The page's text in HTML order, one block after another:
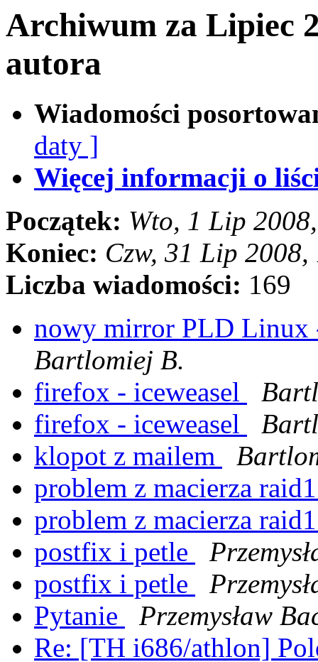
Archiwum za Lipiec
autora
Wiadomości
daty ]
Więcej informacji o
Początek: Wto, 1 Lip
Koniec: Czw, 31 Lip
Liczba wiadomości: 169
nowy mirror PLD Linux
Bartlomiej B.
firefox - iceweasel
firefox - iceweasel
klopot z mailem
problem z macierza
problem z macierza
postfix i petle
postfix i petle
Pytanie
Przemysław
Re: [TH i686/athlon]